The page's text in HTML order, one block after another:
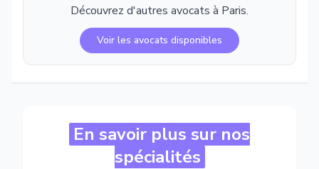
Découvrez d'autres avocats à Paris.
Voir les avocats disponibles
En savoir plus sur nos
spécialités